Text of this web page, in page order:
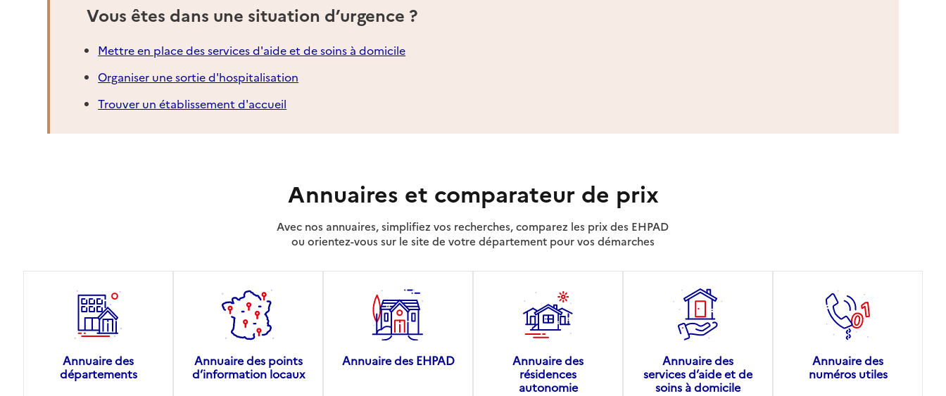
Vous êtes dans une situation d’urgence ?
Mettre en place des services d'aide et de soins à domicile
Organiser une sortie d'hospitalisation
Trouver un établissement d'accueil
Annuaires et comparateur de prix
Avec nos annuaires, simplifiez vos recherches, comparez les prix des EHPAD
ou orientez-vous sur le site de votre département pour vos démarches
Annuaire des
départements
Annuaire des points
d’information locaux
Annuaire des EHPAD
Annuaire des
résidences
autonomie
Annuaire des
services d’aide et de
soins à domicile
Annuaire des
numéros utiles